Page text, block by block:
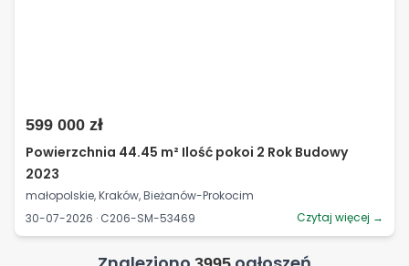
599 000 zł
Powierzchnia 44.45 m² Ilość pokoi 2 Rok Budowy
2023
małopolskie, Kraków, Bieżanów-Prokocim
30-07-2026 · C206-SM-53469
Czytaj więcej →